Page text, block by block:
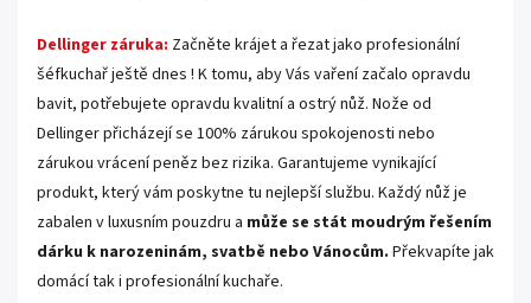
Dellinger záruka: Začněte krájet a řezat jako profesionální
šéfkuchař ještě dnes ! K tomu, aby Vás vaření začalo opravdu
bavit, potřebujete opravdu kvalitní a ostrý nůž. Nože od
Dellinger přicházejí se 100% zárukou spokojenosti nebo
zárukou vrácení peněz bez rizika. Garantujeme vynikající
produkt, který vám poskytne tu nejlepší službu. Každý nůž je
zabalen v luxusním pouzdru a může se stát moudrým řešením
dárku k narozeninám, svatbě nebo Vánocům. Překvapíte jak
domácí tak i profesionální kuchaře.